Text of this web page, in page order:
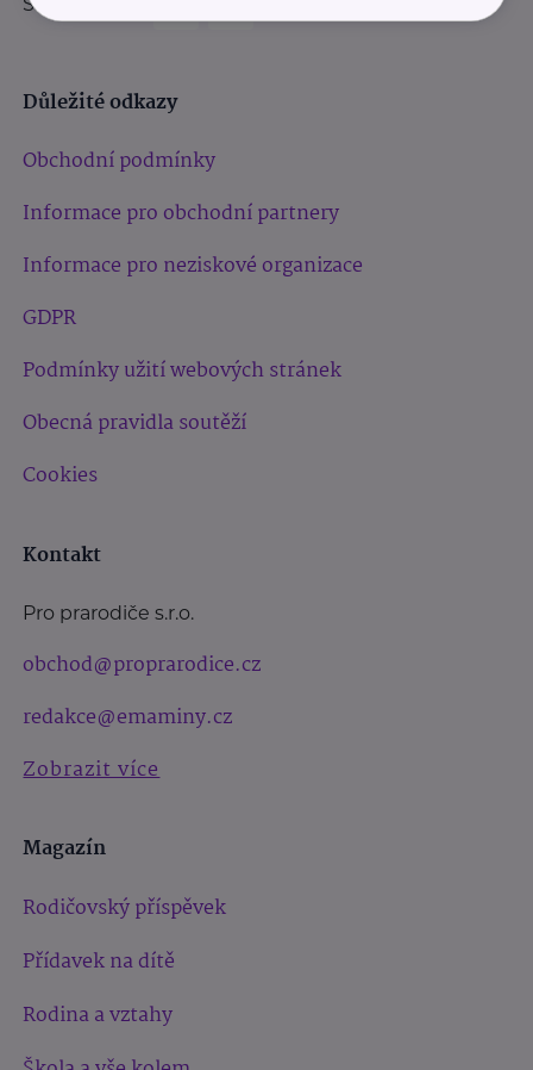
Sledujte nás:
Důležité odkazy
Obchodní podmínky
Informace pro obchodní partnery
Informace pro neziskové organizace
GDPR
Podmínky užití webových stránek
Obecná pravidla soutěží
Cookies
Kontakt
Pro prarodiče s.r.o.
obchod@proprarodice.cz
redakce@emaminy.cz
Zobrazit více
Magazín
Rodičovský příspěvek
Přídavek na dítě
Rodina a vztahy